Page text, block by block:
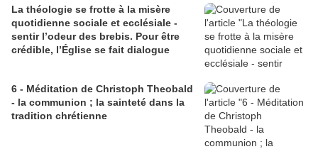
La théologie se frotte à la misère
quotidienne sociale et ecclésiale -
sentir l’odeur des brebis. Pour être
crédible, l’Église se fait dialogue
6 - Méditation de Christoph Theobald
- la communion ; la sainteté dans la
tradition chrétienne